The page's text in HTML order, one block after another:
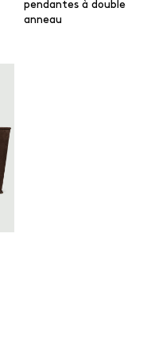
pendantes à double
anneau